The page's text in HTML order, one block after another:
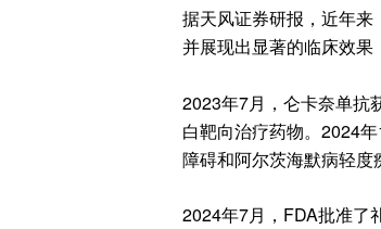
据天风证券研报，近年来
并展现出显著的临床效果
2023年7月，仑卡奈单抗
白靶向治疗药物。2024
障碍和阿尔茨海默病轻度
2024年7月，FDA批准了